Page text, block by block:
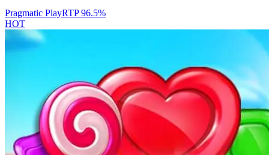
Pragmatic PlayRTP96.5%
HOT